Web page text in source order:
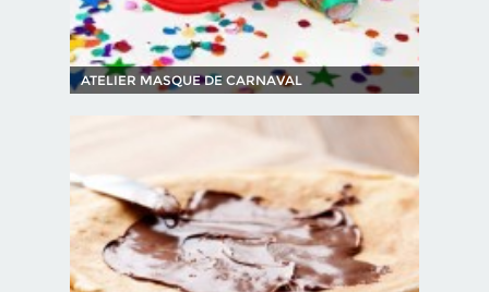
ATELIER MASQUE DE CARNAVAL